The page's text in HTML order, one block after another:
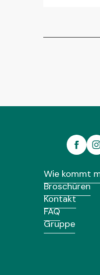
Wie kommt
Broschüren
Kontakt
FAQ
Gruppe